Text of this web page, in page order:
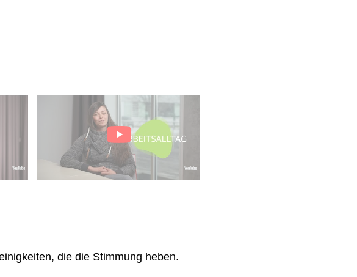
die die Stimmung heben.